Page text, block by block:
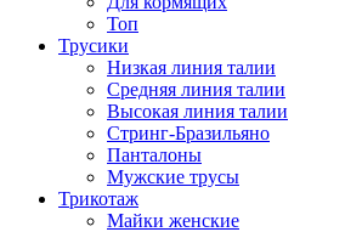
Топ
Трусики
Низкая линия талии
Средняя линия талии
Высокая линия талии
Стринг-Бразильяно
Панталоны
Мужские трусы
Трикотаж
Майки женские